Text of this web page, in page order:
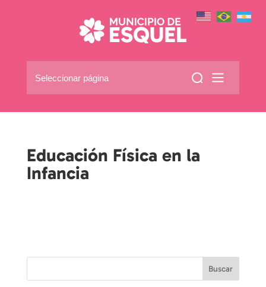
Seleccionar página
Educación Física en la
Infancia
Buscar